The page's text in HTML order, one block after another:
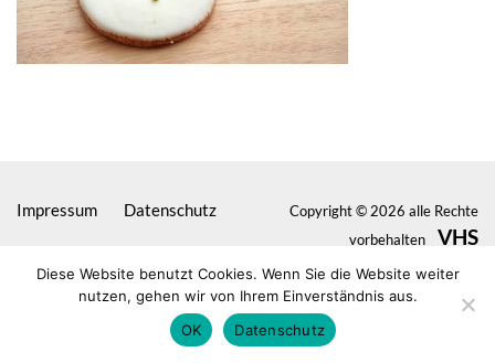
Impressum Datenschutz
Copyright © 2026 alle Rechte
vorbehalten
VHS
Seligenstadt
Diese Website benutzt Cookies. Wenn Sie die Website weiter
nutzen, gehen wir von Ihrem Einverständnis aus.
OK
Datenschutz